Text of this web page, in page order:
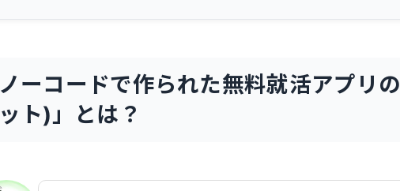
ノーコードで作られた無料就活アプリ
ット)」とは？